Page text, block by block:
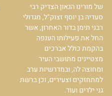
של מורינו הגאון הצדיק רבי
סעדיה בן יוסף זצוק"ל, מגדולי
רבני תימן בדור האחרון, אשר
החל את פעילותו הענפה
בהקמת כולל אברכים
מצטיינים מתושבי העיר
ומחוצה לה, ובמדרשיות ערב
למתחזקים וצעירים, וכן ברשת
גני ילדים ועוד.